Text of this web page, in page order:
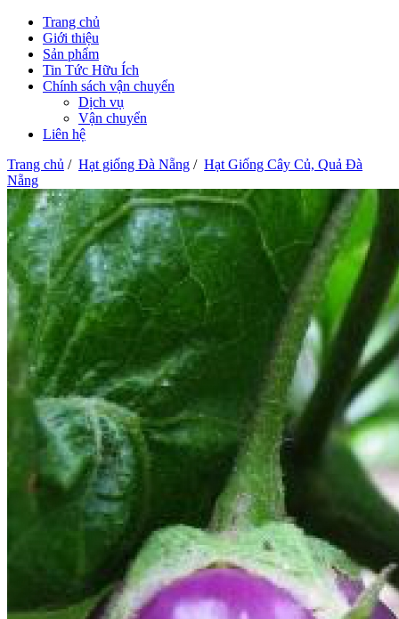
Trang chủ
Giới thiệu
Sản phẩm
Tin Tức Hữu Ích
Chính sách vận chuyển
Dịch vụ
Vận chuyển
Liên hệ
Trang chủ / Hạt giống Đà Nẵng / Hạt Giống Cây Củ, Quả Đà
Nẵng